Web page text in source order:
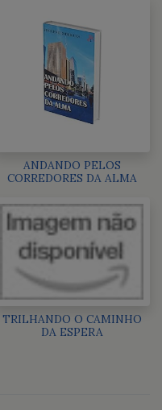
ANDANDO PELOS
CORREDORES DA ALMA
TRILHANDO O CAMINHO
DA ESPERA